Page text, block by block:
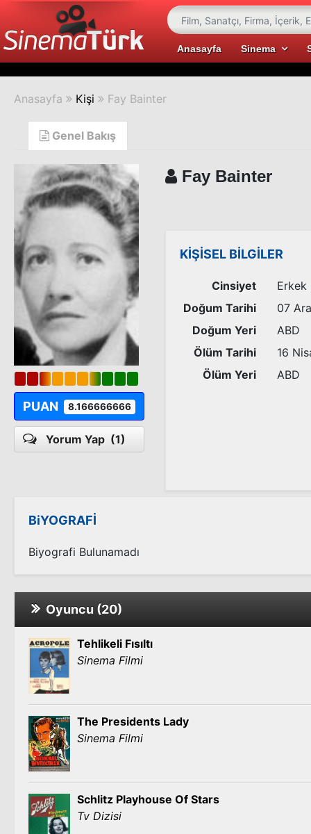
Anasayfa Sinema
Anasayfa Kişi Fay Bainter
Genel Bakış
PUAN 8.166666666
Yorum Yap (1)
Fay Bainter
KİŞİSEL BİLGİLER
Cinsiyet
Erkek
Doğum Tarihi
07
Doğum Yeri
ABD
Ölüm Tarihi
16
Ölüm Yeri
ABD
BiYOGRAFİ
Biyografi Bulunamadı
Oyuncu (20)
Tehlikeli Fısıltı
Sinema Filmi
The Presidents Lady
Sinema Filmi
Schlitz Playhouse Of Stars
Tv Dizisi